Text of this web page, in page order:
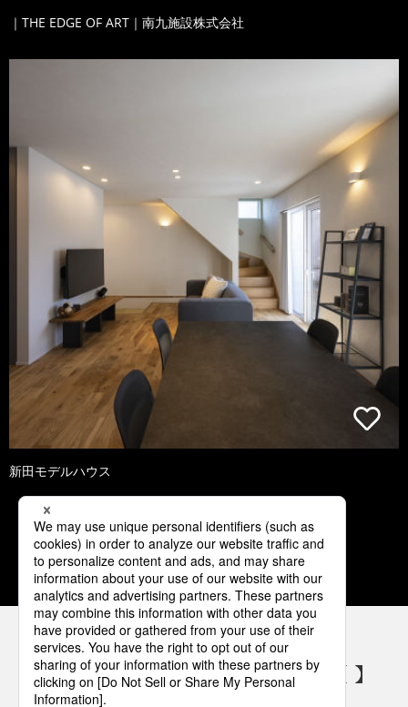
｜THE EDGE OF ART｜南九施設株式会社
新田モデルハウス
1 2 3 4 5
パナソニックの電気設備 SNSアカウント